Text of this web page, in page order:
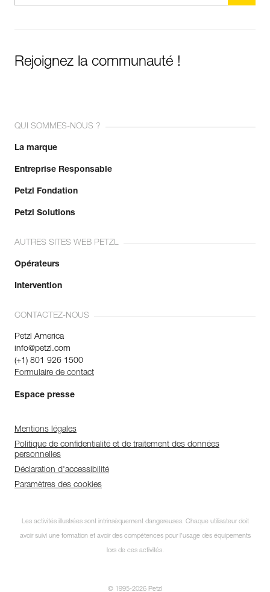
Rejoignez la communauté !
QUI SOMMES-NOUS ?
La marque
Entreprise Responsable
Petzl Fondation
Petzl Solutions
AUTRES SITES WEB PETZL
Opérateurs
Intervention
CONTACTEZ-NOUS
Petzl America
info@petzl.com
(+1) 801 926 1500
Formulaire de contact
Espace presse
Mentions légales
Politique de confidentialité et de traitement des données
personnelles
Déclaration d'accessibilité
Paramètres des cookies
Les activités illustrées sont intrinsèquement dangereuses. Chaque utilisateur doit
avoir suivi une formation et avoir des compétences pour l’usage des équipements
lors de ces activités.
© 1995-2026 Petzl